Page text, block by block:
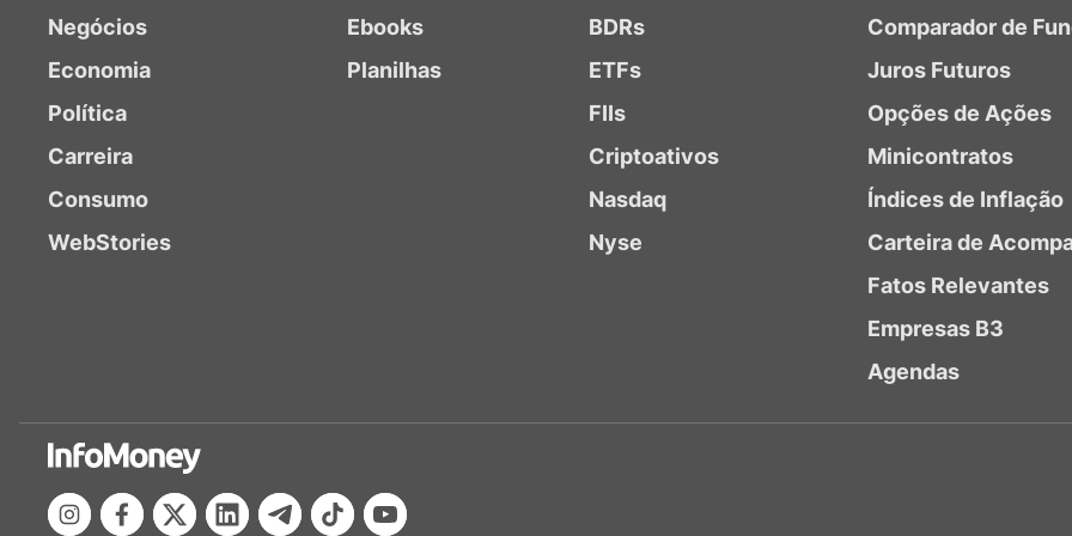
Negócios
Economia
Política
Carreira
Consumo
WebStories
Ebooks
Planilhas
BDRs
ETFs
FIIs
Criptoativos
Nasdaq
Nyse
Comparador de
Juros Futuros
Opções de Ações
Minicontratos
Índices de Inflação
Carteira de
Fatos Relevantes
Empresas B3
Agendas